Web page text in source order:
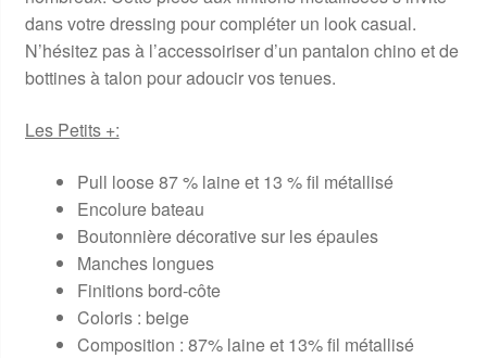
dans votre dressing pour compléter un look casual.
N’hésitez pas à l’accessoiriser d’un pantalon chino et de
bottines à talon pour adoucir vos tenues.
Les Petits +:
Pull loose 87 % laine et 13 % fil métallisé
Encolure bateau
Boutonnière décorative sur les épaules
Manches longues
Finitions bord-côte
Coloris : beige
Composition : 87% laine et 13% fil métallisé